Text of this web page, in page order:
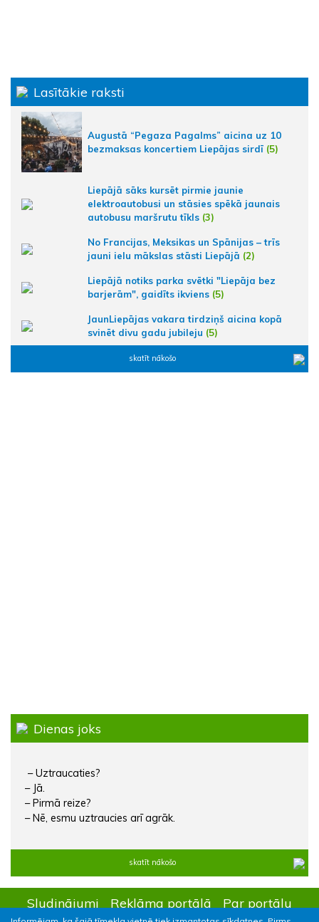
Lasītākie raksti
Augustā “Pegaza Pagalms” aicina uz 10
bezmaksas koncertiem Liepājas sirdī (5)
Liepājā sāks kursēt pirmie jaunie
elektroautobusi un stāsies spēkā jaunais
autobusu maršrutu tīkls (3)
No Francijas, Meksikas un Spānijas – trīs
jauni ielu mākslas stāsti Liepājā (2)
Liepājā notiks parka svētki "Liepāja bez
barjerām", gaidīts ikviens (5)
JaunLiepājas vakara tirdziņš aicina kopā
svinēt divu gadu jubileju (5)
skatīt nākošo
Dienas joks
– Uztraucaties?
– Jā.
– Pirmā reize?
– Nē, esmu uztraucies arī agrāk.
skatīt nākošo
Sludinājumi Reklāma portālā Par portālu